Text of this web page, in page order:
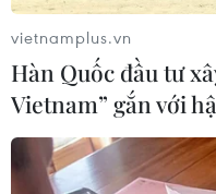
Mỹ áp thuế 15% đối
quan trọng để sản
07/08/2026 00:56
vietnamplus.vn
Hàn Quốc đầu tư
Vietnam” gắn với